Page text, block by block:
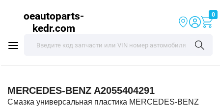
oeautoparts-
kedr.com
0
MERCEDES-BENZ A2055404291
Смазка универсальная пластика MERCEDES-BENZ